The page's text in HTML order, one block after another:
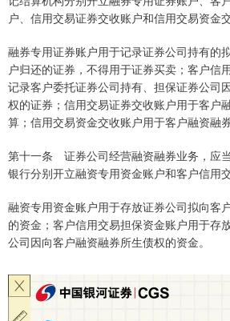
户、信用交易证券交收账户和信用交易资金
融券专用证券账户用于记录证券公司持有的
户归还的证券，不得用于证券买卖；客户信
记录客户委托证券公司持有、担保证券公司
权的证券；信用交易证券交收账户用于客户
算；信用交易资金交收账户用于客户融资融
第十一条 证券公司经营融资融券业务，应
银行分别开立融资专用资金账户和客户信用
融资专用资金账户用于存放证券公司拟向客
的资金；客户信用交易担保资金账户用于存
公司因向客户融资融券所生债权的资金。